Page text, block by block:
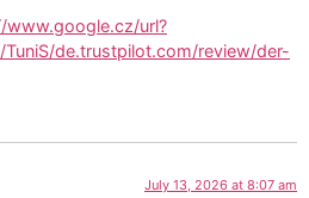
www.google.cz/url?
de.trustpilot.com/review/der-
July 13, 2026 at 8:07 am